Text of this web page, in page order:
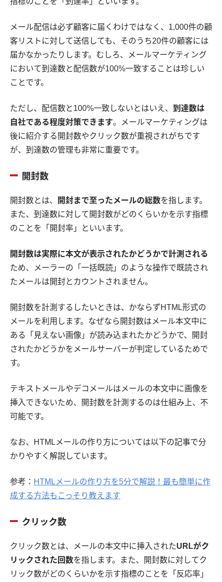
メール配信は必ず顧客に届くわけではなく、1,000件の顧
客リストに対して送信しても、そのうち20件の顧客には
届かなかったりします。むしろ、メールマーケティング
において到達数と配信数が100%一致することは珍しい
ことです。
ただし、配信数と100%一致しないとはいえ、 到達数は
自社である程度対策できます。メールマーケティングは
後に紹介する開封数やクリック数が重視されがちです
が、到達数の管理も非常に重要です。
開封数
開封数とは、 開封まで至ったメールの総数を指します。
また、到達数に対して開封数がどのくらいかを示す指標
のことを「開封率」といいます。
開封数は実際に本文が表示されたかどうかで計測される
ため、メーラーの「一括既読」のような操作で既読され
たメールは開封とカウントされません。
開封数を計測するしたいときは、かならずHTML形式の
メールを利用します。なぜなら開封数はメール本文中に
ある「見えない画像」が読み込まれたかどうかで、開封
されたかどうかをメールサーバーが判定しているためで
す。
テキストメールやデコメールはメールの本文中に画像を
挿入できないため、開封数を計測するのは仕組み上、不
可能です。
なお、HTMLメールの作り方については以下の記事で分
かりやすく解説しています。
参考： HTMLメールの作り方を5分で解説！最も簡単に作
成する方法もこっそり教えます
クリック数
クリック数とは、メールの本文中に挿入されたURLがク
リックされた回数を指します。また、開封数に対してク
リック数がどのくらいかを示す指標のことを「反応率」